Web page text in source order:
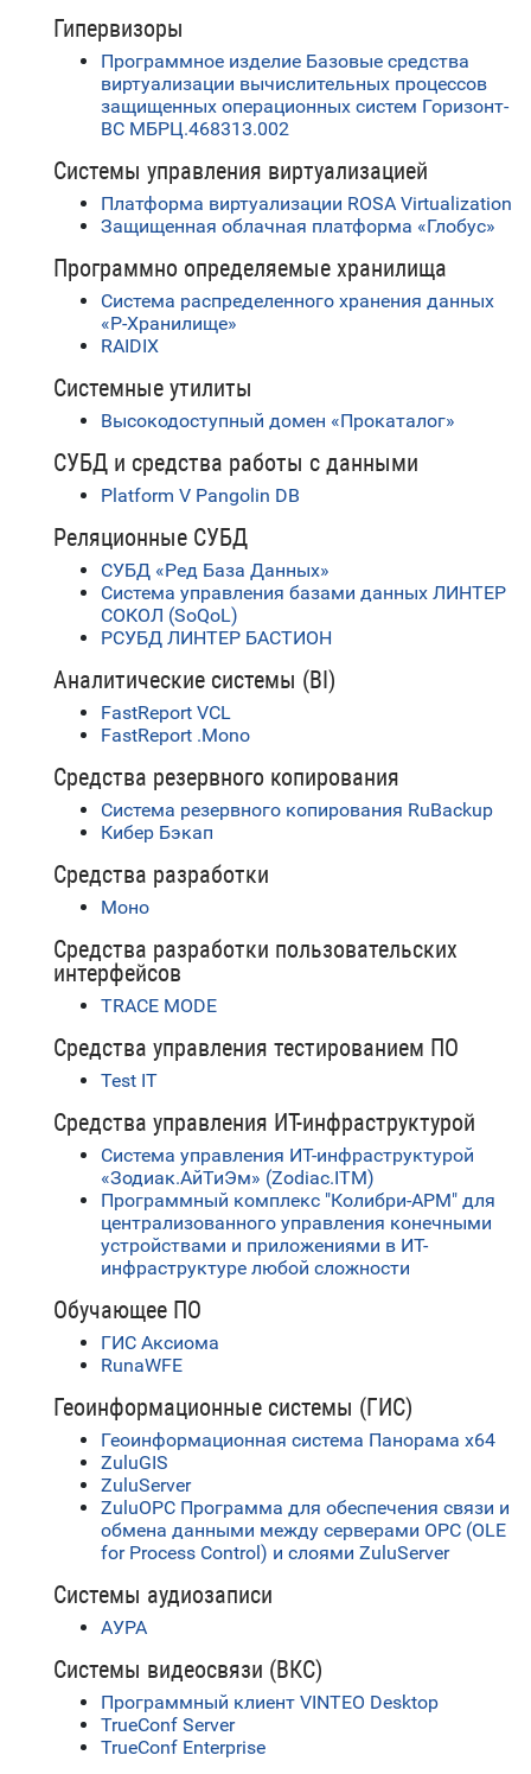
Гипервизоры
Программное изделие Базовые средства
виртуализации вычислительных процессов
защищенных операционных систем Горизонт-
ВС МБРЦ.468313.002
Системы управления виртуализацией
Платформа виртуализации ROSA Virtualization
Защищенная облачная платформа «Глобус»
Программно определяемые хранилища
Система распределенного хранения данных
«Р-Хранилище»
RAIDIX
Системные утилиты
Высокодоступный домен «Прокаталог»
СУБД и средства работы с данными
Platform V Pangolin DB
Реляционные СУБД
СУБД «Ред База Данных»
Система управления базами данных ЛИНТЕР
СОКОЛ (SoQoL)
РСУБД ЛИНТЕР БАСТИОН
Аналитические системы (BI)
FastReport VCL
FastReport .Mono
Средства резервного копирования
Система резервного копирования RuBackup
Кибер Бэкап
Средства разработки
Моно
Средства разработки пользовательских
интерфейсов
TRACE MODE
Средства управления тестированием ПО
Test IT
Средства управления ИТ-инфраструктурой
Система управления ИТ-инфраструктурой
«Зодиак.АйТиЭм» (Zodiac.ITM)
Программный комплекс "Колибри-АРМ" для
централизованного управления конечными
устройствами и приложениями в ИТ-
инфраструктуре любой сложности
Обучающее ПО
ГИС Аксиома
RunaWFE
Геоинформационные системы (ГИС)
Геоинформационная система Панорама х64
ZuluGIS
ZuluServer
ZuluOPC Программа для обеспечения связи и
обмена данными между серверами OPC (OLE
for Process Control) и слоями ZuluServer
Системы аудиозаписи
АУРА
Системы видеосвязи (ВКС)
Программный клиент VINTEO Desktop
TrueConf Server
TrueConf Enterprise